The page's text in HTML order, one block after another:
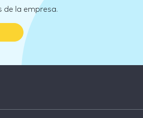
de la empresa.